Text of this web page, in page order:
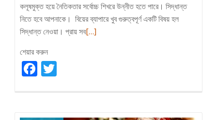
কলূষমুক্ত হয়ে নৈতিকতার সর্বোচ্চ শিখরে উন্নীত হতে পারে। সিদ্ধান্ত
নিতে হবে আপনাকে। বিয়ের ব্যাপারে খুব গুরুত্বপূর্ণ একটি বিষয় হল
সিদ্ধান্ত নেওয়া। প্রায় সবRead
[…]
শেয়ার করুন
Facebook